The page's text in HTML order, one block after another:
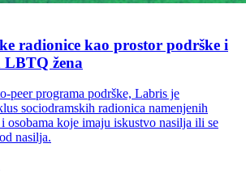
radionice kao prostor podrške i
LBTQ žena
peer programa podrške, Labris je
sociodramskih radionica namenjenih
osobama koje imaju iskustvo nasilja ili se
nasilja.